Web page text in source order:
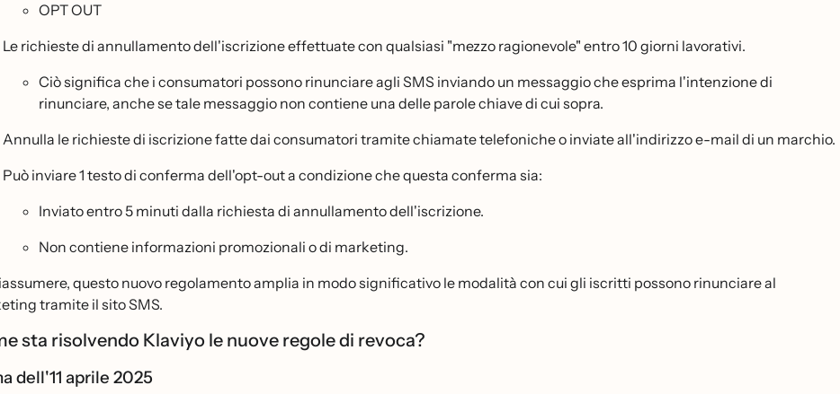
OPT OUT
Le richieste di annullamento dell'iscrizione effettuate con qualsiasi "mezzo ragionevole" entro 10 giorni lavorativi.
Ciò significa che i consumatori possono rinunciare agli SMS inviando un messaggio che esprima l'intenzione di
rinunciare, anche se tale messaggio non contiene una delle parole chiave di cui sopra.
Annulla le richieste di iscrizione fatte dai consumatori tramite chiamate telefoniche o inviate all'indirizzo e-mail di un marchio.
Può inviare 1 testo di conferma dell'opt-out a condizione che questa conferma sia:
Inviato entro 5 minuti dalla richiesta di annullamento dell'iscrizione.
Non contiene informazioni promozionali o di marketing.
questo nuovo regolamento amplia in modo significativo le modalità con cui gli iscritti possono rinunciare al
tramite il sito SMS.
sta risolvendo Klaviyo le nuove regole di revoca?
dell'11 aprile 2025